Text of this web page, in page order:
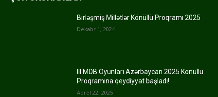
Birləşmiş Millətlər Könüllü Proqramı 2025
Dekabr 1, 2024
III MDB Oyunları Azərbaycan 2025 Könüllü
Proqramına qeydiyyat başladı!
Aprel 22, 2025